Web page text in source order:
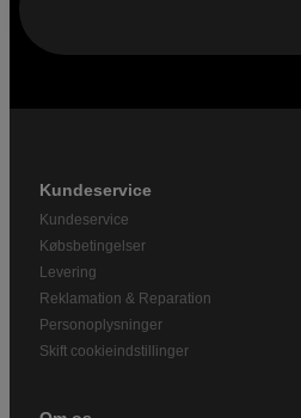
Kundeservice
Kundeservice
Købsbetingelser
Levering
Reklamation & Reparation
Personoplysninger
Skift cookieindstillinger